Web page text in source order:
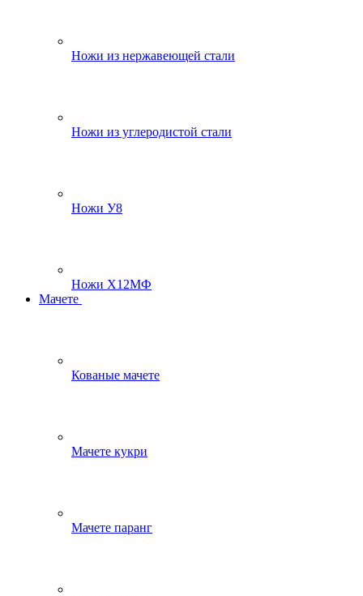
Ножи из нержавеющей стали
Ножи из углеродистой стали
Ножи У8
Ножи Х12МФ
Мачете
Кованые мачете
Мачете кукри
Мачете паранг